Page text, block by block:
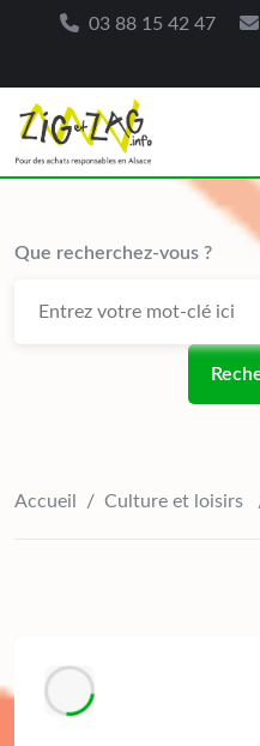
03 88 15 42 47
content
Que recherchez-vous ?
Accueil / Culture et loisirs